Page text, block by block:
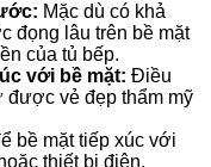
Mặc dù có khả
đọng lâu trên bề mặt
của tủ bếp.
với bề mặt: Điều
được vẻ đẹp thẩm mỹ
bề mặt tiếp xúc với
thiết bị điện.